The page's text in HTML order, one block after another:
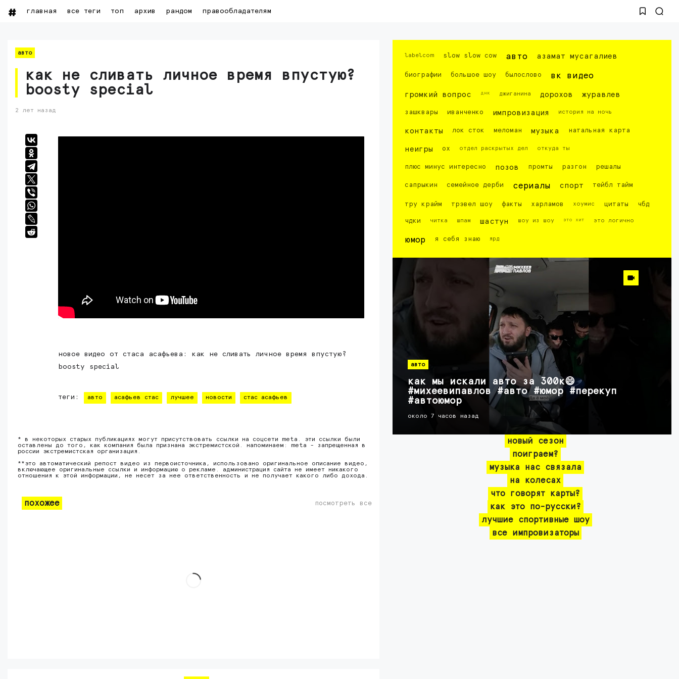
главная все теги топ архив рандом правообладателям
авто
как не сливать личное время впустую?
boosty special
2 лет назад
новое видео от стаса асафьева: как не сливать личное время впустую?
boosty special
теги: авто асафьев стас лучшее новости стас асафьев
* в некоторых старых публикациях могут присутствовать ссылки на соцсети meta. эти ссылки были
оставлены до того, как компания была признана экстремистской. напоминаем: meta - запрещенная в
россии экстремистская организация.
**это автоматический репост видео из первоисточника, использовано оригинальное описание видео,
включающее оригинальные ссылки и информацию о рекламе. администрация сайта не имеет никакого
отношения к этой информации, не несет за нее ответственность и не получает какого либо дохода.
похожее посмотреть все
labelcom slow slow cow авто азамат мусагалиев
биографии большое шоу былослово вк видео
громкий вопрос днк джиганина дорохов журавлев
зашквары иванченко импровизация история на ночь
контакты лок сток меломан музыка натальная карта
неигры ох отдел раскрытых дел откуда ты
плюс минус интересно позов промты разгон решалы
сапрыкин семейное дерби сериалы спорт тейбл тайм
тру крайм трэвел шоу факты харламов хоумис цитаты чбд
чдки читка шпам шастун шоу из шоу это хит это логично
юмор я себя знаю ярд
авто
как мы искали авто за 300к😄
#михеевипавлов #авто #юмор #перекуп
#автоюмор
около 7 часов назад
новый сезон
поиграем?
музыка нас связала
на колесах
что говорят карты?
как это по-русски?
лучшие спортивные шоу
все импровизаторы